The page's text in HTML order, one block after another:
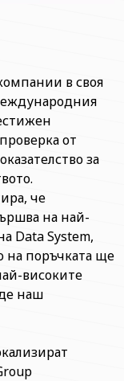
в своя
от
за
че
на най-
Data System,
на поръчката ще
високите
наш